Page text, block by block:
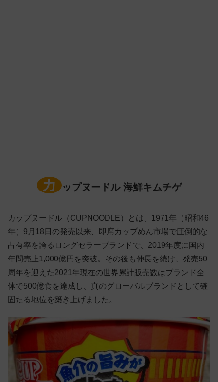
カ ップヌードル 海鮮キムチゲ
カップヌードル（CUPNOODLE）とは、1971年（昭和46
年）9月18日の発売以来、即席カップめん市場で圧倒的な
占有率を誇るロングセラーブランドで、2019年度に国内
年間売上1,000億円を突破。その後も伸長を続け、発売50
周年を迎えた2021年現在の世界累計販売数はブランド全
体で500億食を達成し、真のグローバルブランドとして確
固たる地位を築き上げました。